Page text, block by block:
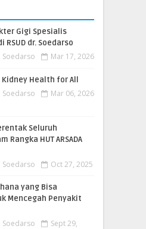
Gigi Spesialis
dr. Soedarso
Soedarso Mar 17, 2026
Health for All
Soedarso Mar 06, 2026
Seluruh
Rangka HUT ARSADA
Soedarso Oct 27, 2025
yang Bisa
Mencegah Penyakit
Soedarso
Sept 29,